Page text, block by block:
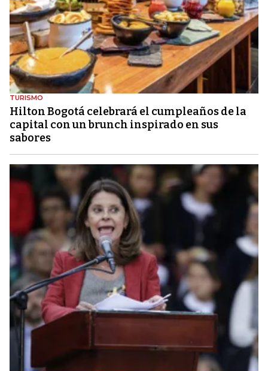
TURISMO
Hilton Bogotá celebrará el cumpleaños de la
capital con un brunch inspirado en sus
sabores